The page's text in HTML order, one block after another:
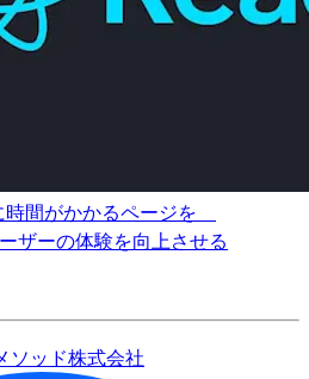
時間がかかるページを
ザーの体験を向上させる
ソッド株式会社